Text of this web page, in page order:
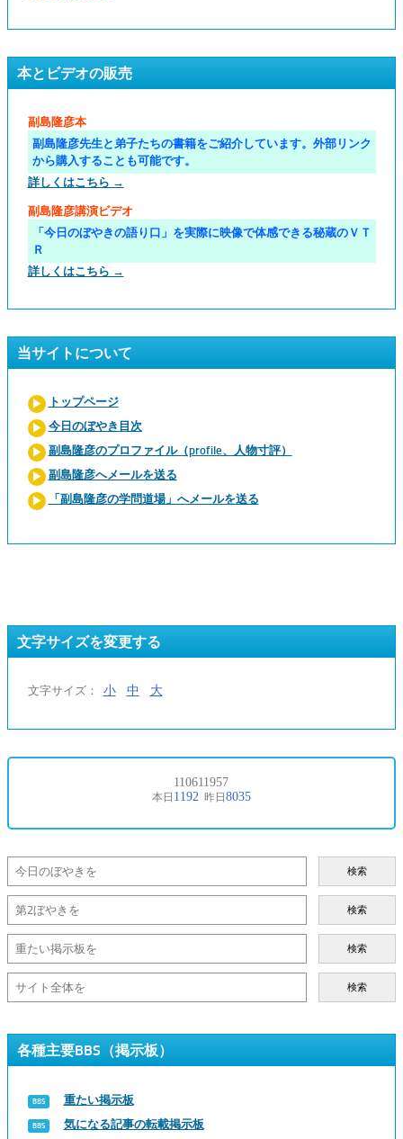
本とビデオの販売
副島隆彦本
副島隆彦先生と弟子たちの書籍をご紹介しています。外部リンク
から購入することも可能です。
詳しくはこちら →
副島隆彦講演ビデオ
「今日のぼやきの語り口」を実際に映像で体感できる秘蔵のＶＴ
Ｒ
詳しくはこちら →
当サイトについて
トップページ
今日のぼやき目次
副島隆彦のプロファイル（profile、人物寸評）
副島隆彦へメールを送る
「副島隆彦の学問道場」へメールを送る
文字サイズを変更する
文字サイズ： 小 中 大
検索
検索
検索
検索
各種主要BBS（掲示板）
重たい掲示板
気になる記事の転載掲示板